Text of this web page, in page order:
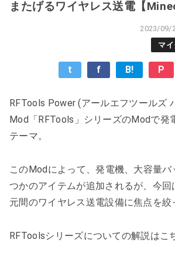
またげるワイヤレス送電【
2023/09/
マ
t f B! P
RFTools Power (アールエフツールズ
Mod「RFTools」シリーズのModで発
テーマ。
このModによって、発電機、大容量バ
つかのアイテムが追加されるが、今回
元間のワイヤレス送電設備に焦点を絞
RFToolsシリーズについての解説はこ